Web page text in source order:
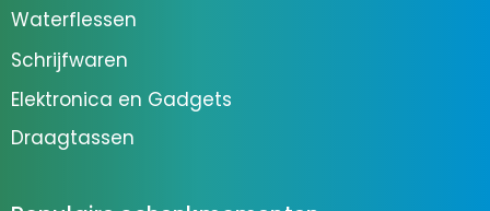
Waterflessen
Schrijfwaren
Elektronica en Gadgets
Draagtassen